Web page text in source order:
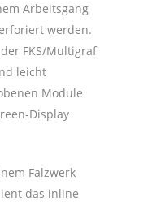
Arbeitsgang
werden.
FKS/Multigraf
leicht
Module
Display
Falzwerk
das inline